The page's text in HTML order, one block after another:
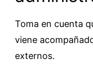
Toma en cuenta
viene
externos.